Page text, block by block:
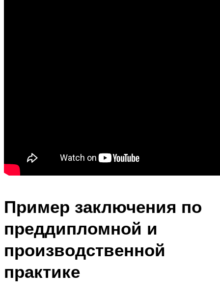
Пример заключения по
преддипломной и
производственной
практике